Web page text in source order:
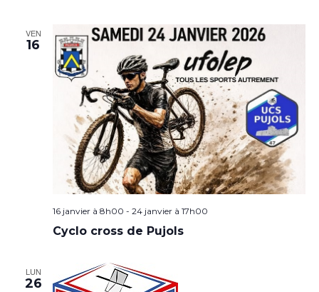
VEN
16
16 janvier à 8h00 - 24 janvier à 17h00
Cyclo cross de Pujols
LUN
26